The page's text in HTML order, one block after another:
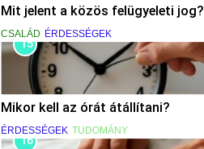
Mit jelent a közös felügyeleti jog?
CSALÁD ÉRDESSÉGEK
15
Mikor kell az órát átállítani?
ÉRDESSÉGEK TUDOMÁNY
16